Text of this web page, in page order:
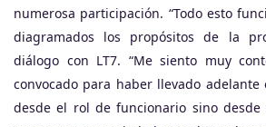
numerosa participación. “Todo esto
diagramados los propósitos de la
diálogo con LT7. “Me siento muy
convocado para haber llevado adelante
desde el rol de funcionario sino desde